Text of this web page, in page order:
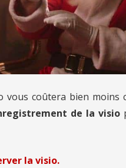
vous coûtera bien moins
de la visio
la visio.